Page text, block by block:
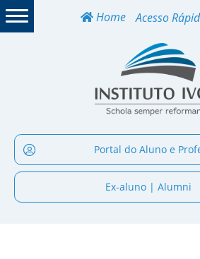
Home Acesso
Portal do Aluno e
Ex-aluno | Alumni